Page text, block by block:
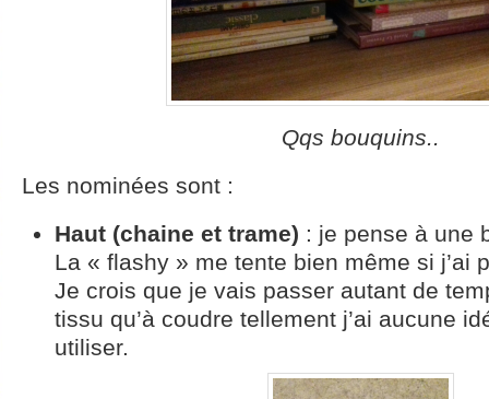
Qqs bouquins..
Les nominées sont :
Haut (chaine et trame) : je pense à une
La « flashy » me tente bien même si j’ai
Je crois que je vais passer autant de
tissu qu’à coudre tellement j’ai aucune
utiliser.